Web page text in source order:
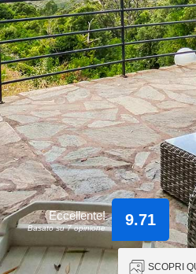
Eccellente!
Basato su 7 opinione 9.71
SCOPRI